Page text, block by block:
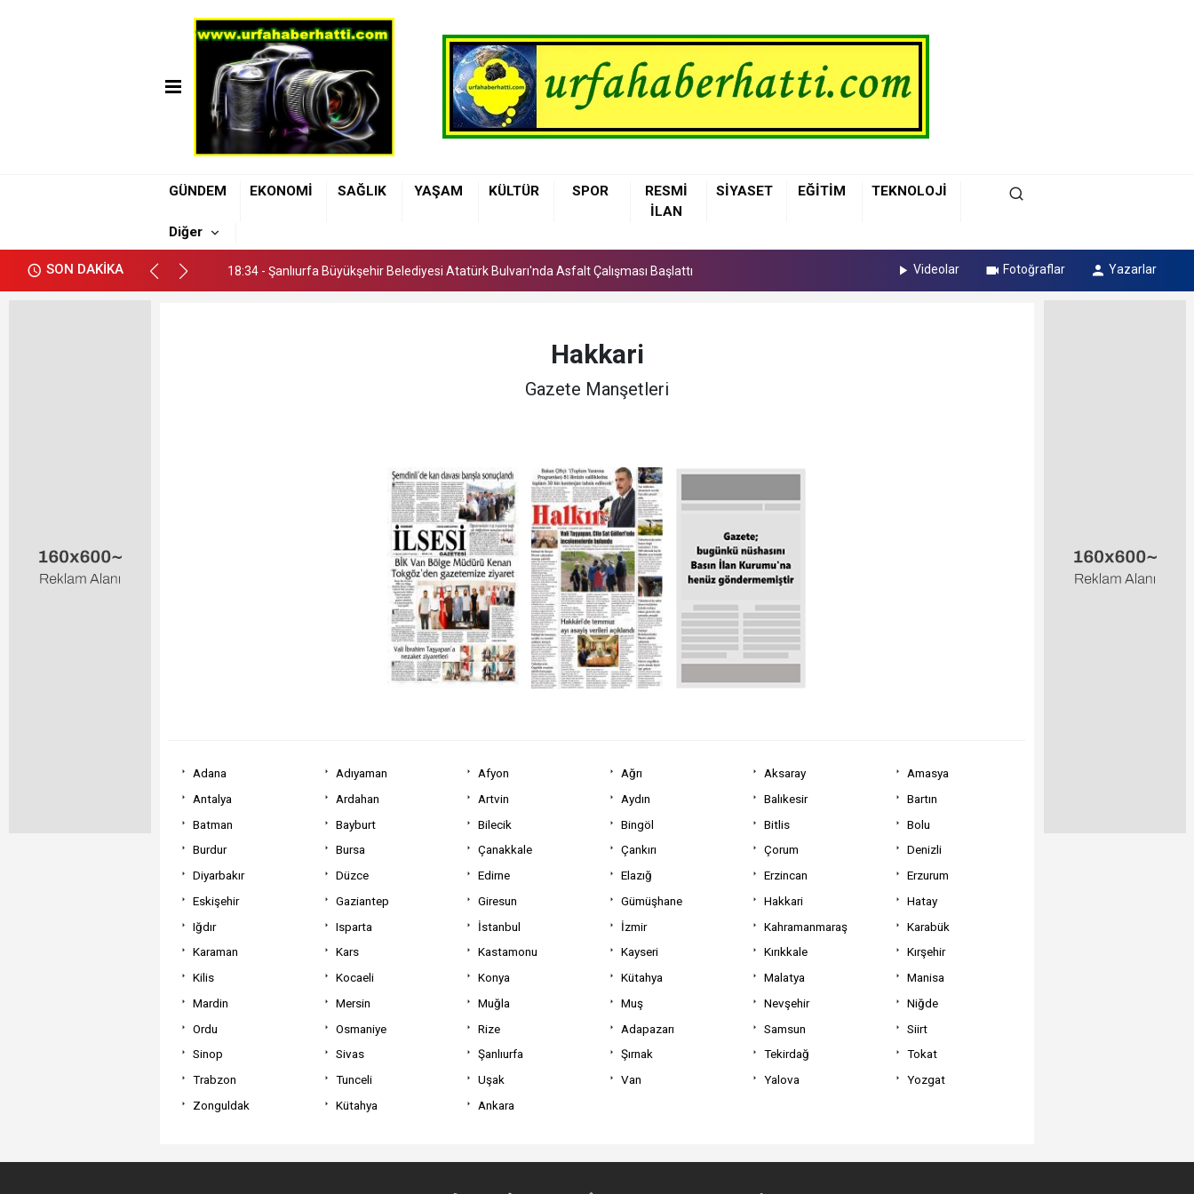
GÜNDEM EKONOMİ SAĞLIK YAŞAM KÜLTÜR SPOR
RESMİ
İLAN
SİYASET EĞİTİM TEKNOLOJİ
Diğer
SON DAKİKA
18:44 - Evren Sanayi Sitesi Katlı Köprülü Kavşağının Yapımı Tamamlandı
18:34 - Şanlıurfa Büyükşehir Belediyesi Atatürk Bulvarı'nda Asfalt Çalışması Başlattı Videolar Fotoğraflar Yazarlar
Hakkari
Gazete Manşetleri
Adana Adıyaman Afyon Ağrı Aksaray
Amasya
Antalya
Ardahan Artvin Aydın Balıkesir
Bartın
Batman
Bayburt Bilecik Bingöl Bitlis
Bolu
Burdur
Bursa Çanakkale Çankırı Çorum
Denizli
Diyarbakır
Düzce Edirne Elazığ Erzincan
Erzurum
Eskişehir
Gaziantep Giresun Gümüşhane Hakkari
Hatay
Iğdır
Isparta İstanbul İzmir Kahramanmaraş
Karabük
Karaman
Kars Kastamonu Kayseri Kırıkkale
Kırşehir
Kilis
Kocaeli Konya Kütahya Malatya
Manisa
Mardin
Mersin Muğla Muş Nevşehir
Niğde
Ordu
Osmaniye Rize Adapazarı Samsun
Siirt
Sinop
Sivas Şanlıurfa Şırnak Tekirdağ
Tokat
Trabzon
Tunceli Uşak Van Yalova
Yozgat
Zonguldak
Kütahya Ankara